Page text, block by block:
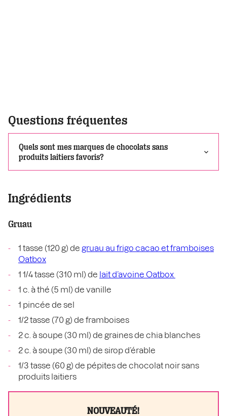
Questions fréquentes
Quels sont mes marques de chocolats sans
produits laitiers favoris?
Ingrédients
Gruau
1 tasse (120 g) de gruau au frigo cacao et framboises
Oatbox
1 1/4 tasse (310 ml) de lait d’avoine Oatbox
1 c. à thé (5 ml) de vanille
1 pincée de sel
1/2 tasse (70 g) de framboises
2 c. à soupe (30 ml) de graines de chia blanches
2 c. à soupe (30 ml) de sirop d’érable
1/3 tasse (60 g) de pépites de chocolat noir sans
produits laitiers
NOUVEAUTÉ!